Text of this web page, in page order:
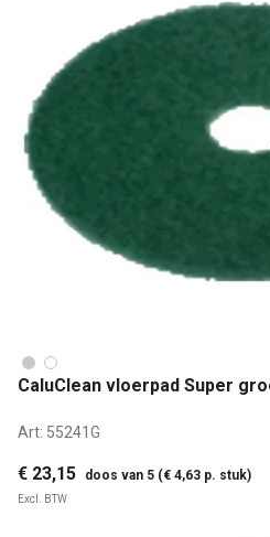
CaluClean vloerpad Super
Art: 55241G
€ 23,15 doos van 5 (€ 4,63 p. stuk)
Excl. BTW